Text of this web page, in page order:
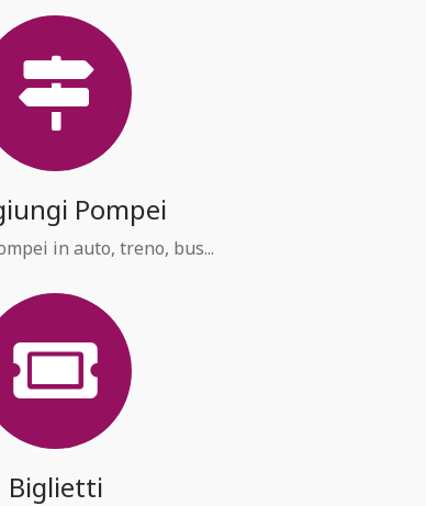
Pompei
in auto, treno, bus...
Biglietti